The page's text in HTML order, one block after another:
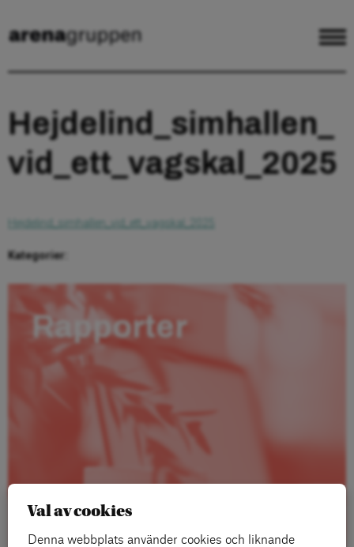
Hejdelind_simhallen_
vid_ett_vagskal_2025
Hejdelind_simhallen_vid_ett_vagskal_2025
Kategorier:
Rapporter
Val av cookies
Denna webbplats använder cookies och liknande